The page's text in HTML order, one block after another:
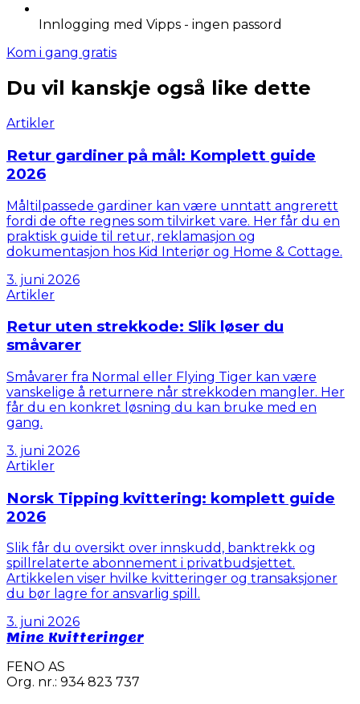
Innlogging med Vipps - ingen passord
Kom i gang gratis
Du vil kanskje også like dette
Artikler
Retur gardiner på mål: Komplett guide
2026
Måltilpassede gardiner kan være unntatt angrerett
fordi de ofte regnes som tilvirket vare. Her får du en
praktisk guide til retur, reklamasjon og
dokumentasjon hos Kid Interiør og Home & Cottage.
3. juni 2026
Artikler
Retur uten strekkode: Slik løser du
småvarer
Småvarer fra Normal eller Flying Tiger kan være
vanskelige å returnere når strekkoden mangler. Her
får du en konkret løsning du kan bruke med en
gang.
3. juni 2026
Artikler
Norsk Tipping kvittering: komplett guide
2026
Slik får du oversikt over innskudd, banktrekk og
spillrelaterte abonnement i privatbudsjettet.
Artikkelen viser hvilke kvitteringer og transaksjoner
du bør lagre for ansvarlig spill.
3. juni 2026
Mine Kvitteringer
FENO AS
Org. nr.: 934 823 737